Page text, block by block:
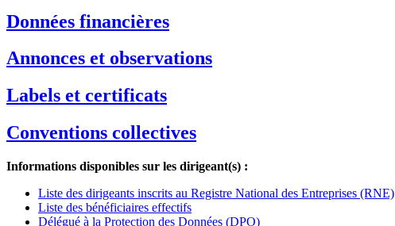
Données financières
Annonces et observations
Labels et certificats
Conventions collectives
Informations disponibles sur les dirigeant(s) :
Liste des dirigeants inscrits au Registre National des Entreprises (RNE)
Liste des bénéficiaires effectifs
Délégué à la Protection des Données (DPO)